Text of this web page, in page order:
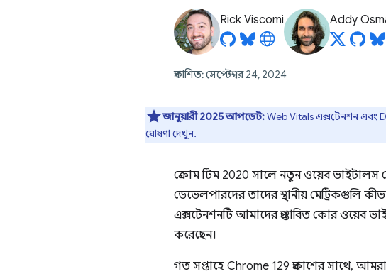
Rick Viscomi Addy
প্রকাশিত: সেপ্টেম্বর 24, 2024
জানুয়ারী 2025 আপডেট:Web Vitals এক্সটেনশন এবং
ঘোষণাদেখুন.
ক্রোম টিম 2020 সালে নতুন ওয়েব ভাইটালস
ডেভেলপারদের তাদের স্থানীয় মেট্রিকগুলি
এক্সটেনশনটি আমাদের প্রস্তাবিত কোর ওয়েব
করেছেন।
গত সপ্তাহে Chrome 129 প্রকাশের সাথে,